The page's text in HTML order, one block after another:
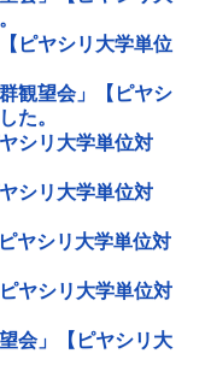
ピヤシリ大学単位
観望会」【ピヤシ
た。
シリ大学単位対
シリ大学単位対
ヤシリ大学単位対
ヤシリ大学単位対
会」【ピヤシリ大